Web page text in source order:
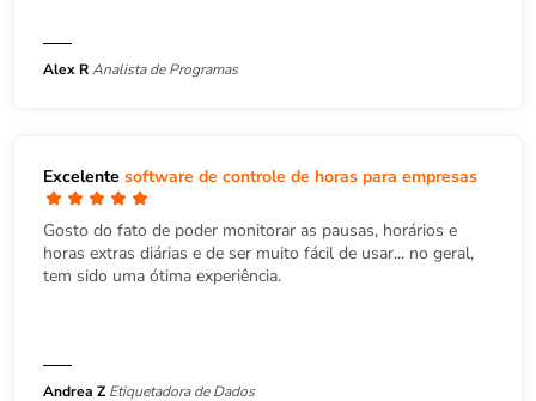
Alex RAnalista de Programas
Excelente software de controle de horas para empresas
Gosto do fato de poder monitorar as pausas, horários e
horas extras diárias e de ser muito fácil de usar... no geral,
tem sido uma ótima experiência.
Andrea Z Etiquetadora de Dados